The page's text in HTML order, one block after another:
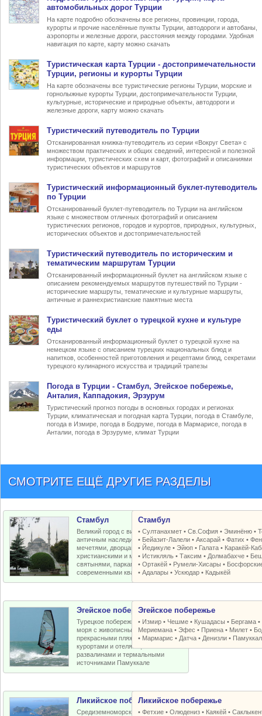
автомобильных дорог Турции
На карте подробно обозначены все регионы, провинции, города,
курорты и прочие населённые пункты Турции, автодороги и автобаны,
аэропорты и железные дороги, расстояния между городами. Удобная
навигация по карте, карту можно скачать
Туристическая карта Турции - достопримечательности
Турции, регионы и курорты Турции
На карте обозначены все туристические регионы Турции, морские и
горнолыжные курорты Турции, достопримечательности Турции,
культурные, исторические и природные объекты, автодороги и
железные дороги, карту можно скачать
Туристический путеводитель по Турции
Отсканированная книжка-путеводитель из серии «Вокруг Света» с
множеством практических и общих сведений, интересной и полезной
информации, туристических схем и карт, фотографий и описаниями
туристических объектов и маршрутов
Туристический информационный буклет-путеводитель
по Турции
Отсканированный буклет-путеводитель по Турции на английском
языке с множеством отличных фотографий и описанием
туристических регионов, городов и курортов, природных, культурных,
исторических объектов и достопримечательностей
Туристический путеводитель по историческим и
тематическим маршрутам Турции
Отсканированный информационный буклет на английском языке с
описанием рекомендуемых маршрутов путешествий по Турции -
исторические маршруты, тематические и культурные маршруты,
античные и раннехристианские памятные места
Туристический буклет о турецкой кухнеи культуре
еды
Отсканированный информационный буклет о турецкой кухне на
немецком языке с описанием турецких национальных блюд и
напитков, особенностей приготовления и рецептами блюд, секретами
турецкого кулинарного искусства и традиций трапезы
Погода в Турции - Стамбул, Эгейское побережье,
Анталия, Каппадокия, Эрзурум
Туристический прогноз погоды в основных городах и регионах
Турции, климатическая и погодная карта Турции, погода в Стамбуле,
погода в Измире, погода в Бодруме, погода в Мармарисе, погода в
Анталии, погода в Эрзуруме, климат Турции
СМОТРИТЕ ЕЩЁ ДРУГИЕ РАЗДЕЛЫ
Стамбул
Великий город с византийским и
античным наследием, османскими
мечетями, дворцами, крепостями,
христианскими и мусульманскими
святынями, парками, старыми и
современными кварталами
Стамбул
•Султанахмет •Св.София •Эминёню •
• Бейазит-Лалели •Аксарай •Фатих •
• Йедикуле •Эйюп • Галата • Каракёй-
• Истикляль •Таксим • Долмабахче •
•Ортакёй • Румели-Xисары •
•Адалары •Ускюдар • Кадыкёй
Эгейское побережье
Турецкое побережье Эгейского
моря с живописными бухтами,
прекрасными пляжами, отличными
курортами и отелями, античными
развалинами и термальными
источниками Памуккале
Эгейское побережье
• Измир • Чешме • Кушадасы • Бергама •
Мериемана •Эфес • Приена • Милет •
• Мармарис • Датча • Денизли •
Ликийское побережье
Средиземноморское побережье
Ликийское побережье
•Фетхие •Олюдениз • Каякёй •